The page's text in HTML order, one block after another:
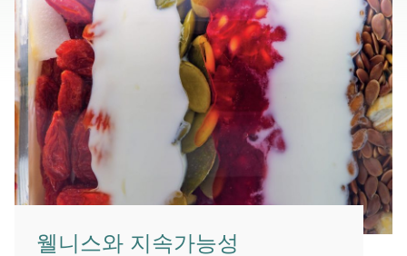
웰니스와 지속가능성